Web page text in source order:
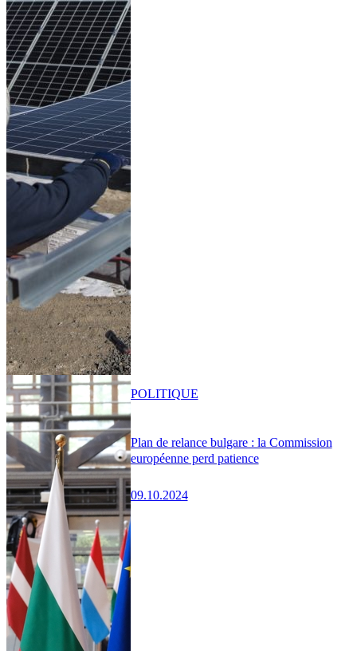
Plan de relance bulgare : la Commission
européenne perd patience
09.10.2024
POLITIQUE